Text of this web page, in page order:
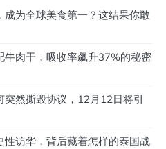
为全球美食第一？这结果你敢
牛肉干，吸收率飙升37%的秘密
然撕毁协议，12月12日将引
性访华，背后藏着怎样的泰国战